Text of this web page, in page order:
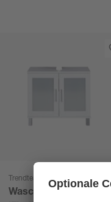
Trendteam